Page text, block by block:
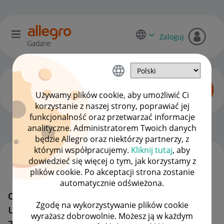
Używamy plików cookie, aby umożliwić Ci
korzystanie z naszej strony, poprawiać jej
funkcjonalność oraz przetwarzać informacje
analityczne. Administratorem Twoich danych
będzie Allegro oraz niektórzy partnerzy, z
którymi współpracujemy. Kliknij tutaj, aby
dowiedzieć się więcej o tym, jak korzystamy z
plików cookie. Po akceptacji strona zostanie
automatycznie odświeżona.
Zgodę na wykorzystywanie plików cookie
wyrażasz dobrowolnie. Możesz ją w każdym
Gadane
Zaloguj
Dyskusje kupujących OPCJE
czy druga rekalamacja produktu
upwaznia mnie juz do żadnia
WSZYSTKIE TEMATY